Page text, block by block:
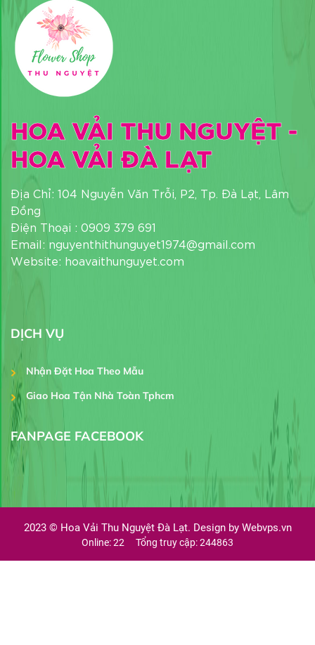
HOA VẢI THU NGUYỆT -
HOA VẢI ĐÀ LẠT
Địa Chỉ: 104 Nguyễn Văn Trỗi, P2, Tp. Đà Lạt, Lâm
Đồng
Điện Thoại : 0909 379 691
Email: nguyenthithunguyet1974@gmail.com
Website: hoavaithunguyet.com
DỊCH VỤ
Nhận Đặt Hoa Theo Mẫu
Giao Hoa Tận Nhà Toàn Tphcm
FANPAGE FACEBOOK
2023 © Hoa Vải Thu Nguyệt Đà Lạt. Design by Webvps.vn
Online: 22 Tổng truy cập: 244863